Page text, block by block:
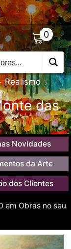
0
Realismo
das
Novidades
da Arte
dos Clientes
em Obras no seu